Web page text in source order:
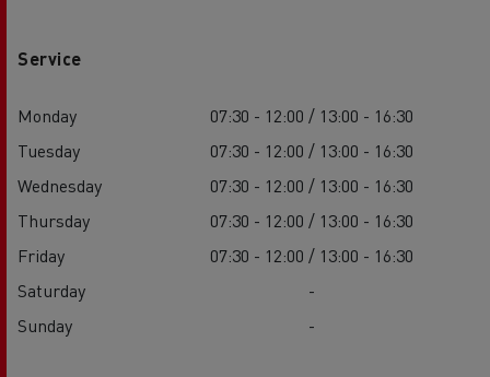
Service
Monday
07:30 - 12:00 / 13:00 - 16:30
Tuesday
07:30 - 12:00 / 13:00 - 16:30
Wednesday
07:30 - 12:00 / 13:00 - 16:30
Thursday
07:30 - 12:00 / 13:00 - 16:30
Friday
07:30 - 12:00 / 13:00 - 16:30
Saturday
-
Sunday
-